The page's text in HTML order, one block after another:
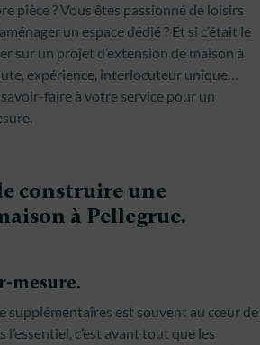
pièce ? Vous êtes passionné de loisirs
un espace dédié ? Et si c’était le
sur un projet d’extension de maison à
expérience, interlocuteur unique…
faire à votre service pour un
construire une
à Pellegrue.
mesure.
supplémentaires est souvent au cœur de
c’est avant tout que les